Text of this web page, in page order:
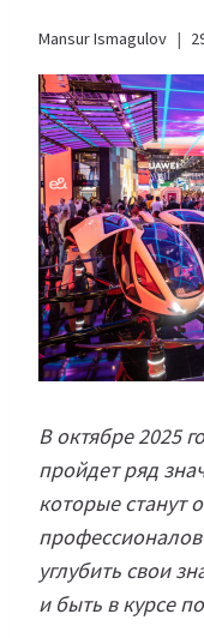
Mansur Ismagulov
В октябре 2025
пройдет ряд
которые станут
профессионалов
углубить свои
и быть в курсе